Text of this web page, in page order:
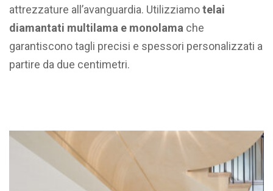
attrezzature all’avanguardia. Utilizziamotelai
diamantati multilama e monolama che
garantiscono tagli precisi e spessori personalizzati a
partire da due centimetri.